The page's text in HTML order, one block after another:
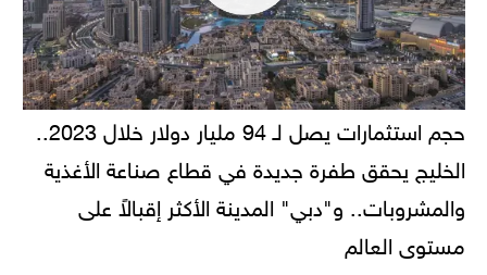
الخليج يحقق طفرة جديدة في قطاع صناعة الأغذية
والمشروبات.. و"دبي" المدينة الأكثر إقبالاً على
مستوى العالم